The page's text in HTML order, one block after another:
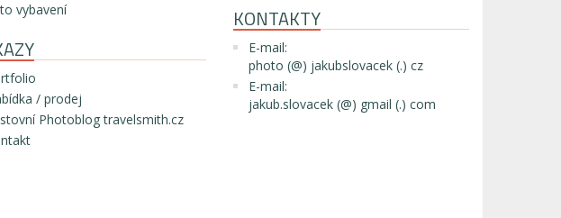
vybavení
/ prodej
Photoblog travelsmith.cz
KONTAKTY
E-mail:
photo (@) jakubslovacek (.) cz
E-mail:
jakub.slovacek (@) gmail (.) com